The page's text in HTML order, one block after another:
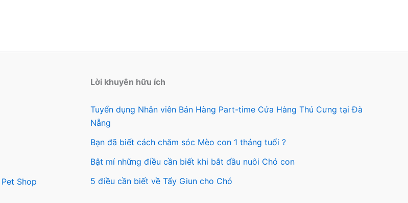
Shop
Lời khuyên hữu ích
Tuyển dụng Nhân viên Bán Hàng Part-time Cửa Hàng Thú Cưng tại Đà
Nẵng
Bạn đã biết cách chăm sóc Mèo con 1 tháng tuổi ?
Bật mí những điều cần biết khi bắt đầu nuôi Chó con
5 điều cần biết về Tẩy Giun cho Chó